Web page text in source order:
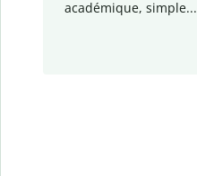
académique, simple...